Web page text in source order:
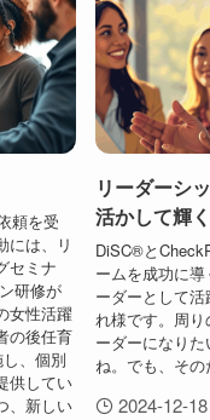
頼を受
には、リ
セミナ
研修が
女性活躍
の後任育
、個別
供してい
、新しい
リーダーシ
活かして輝
DiSC®と
ームを成功に
ーダーとして
れ様です。周
ーダーになり
ね。でも、そ
2024-12-18